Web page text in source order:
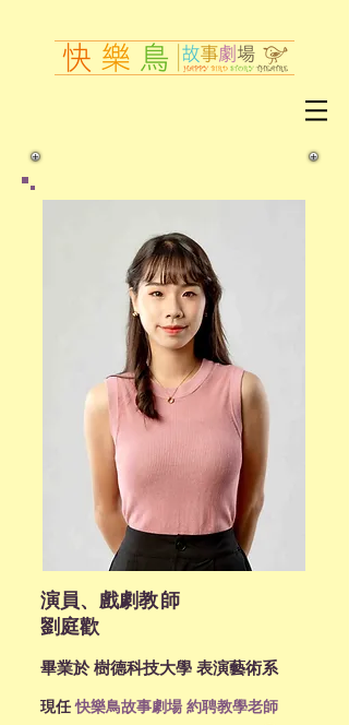
演員、戲劇教師
劉庭歡
畢業於 樹德科技大學 表演藝術系
現任 快樂鳥故事劇場 約聘教學老師